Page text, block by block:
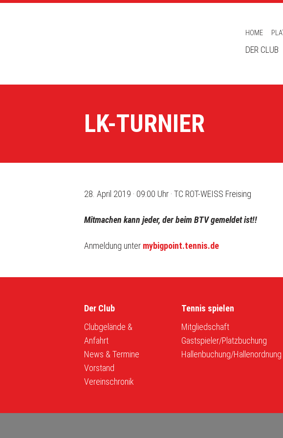
HOME
DER CLUB
LK-TURNIER
28. April 2019 · 09:00 Uhr · TC ROT-WEISS Freising
Mitmachen kann jeder, der beim BTV gemeldet ist!!
Anmeldung unter mybigpoint.tennis.de
Der Club
Clubgelände &
Anfahrt
News & Termine
Vorstand
Vereinschronik
Tennis spielen
Mitgliedschaft
Gastspieler/Platzbuchung
Hallenbuchung/Hallenordnung